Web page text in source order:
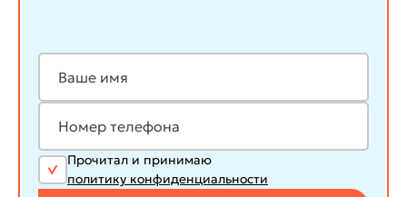
Прочитал и принимаю
политику конфиденциальности